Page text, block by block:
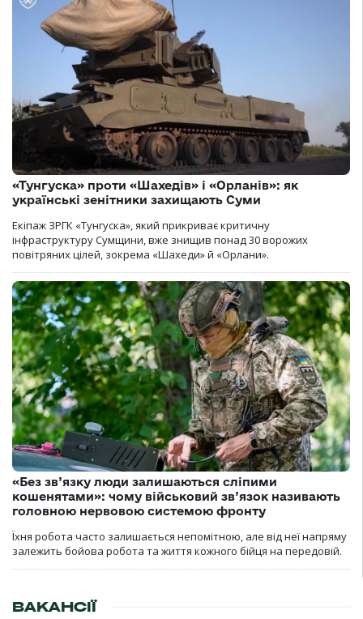
«Тунгуска» проти «Шахедів» і «Орланів»: як
українські зенітники захищають Суми
Екіпаж ЗРГК «Тунгуска», який прикриває критичну
інфраструктуру Сумщини, вже знищив понад 30 ворожих
повітряних цілей, зокрема «Шахеди» й «Орлани».
«Без зв’язку люди залишаються сліпими
кошенятами»: чому військовий зв’язок називають
головною нервовою системою фронту
Їхня робота часто залишається непомітною, але від неї напряму
залежить бойова робота та життя кожного бійця на передовій.
ВАКАНСІЇ